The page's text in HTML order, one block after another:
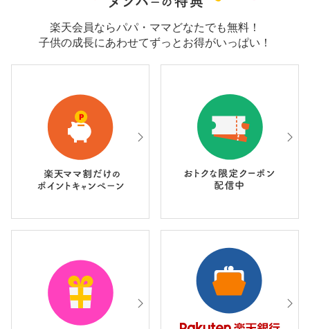
楽天会員ならパパ・ママどなたでも無料！
子供の成長にあわせてずっとお得がいっぱい！